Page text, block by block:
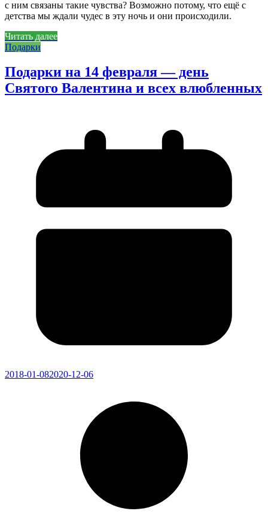
с ним связаны такие чувства? Возможно потому, что ещё с
детства мы ждали чудес в эту ночь и они происходили.
Читать далее
Подарки
Подарки на 14 февраля — день
Святого Валентина и всех влюбленных
2018-01-082020-12-06